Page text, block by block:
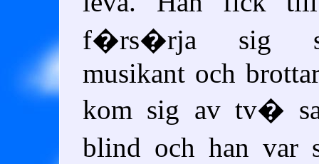
f�rs�rja sig
musikant och
kom sig av tv�
blind och han var